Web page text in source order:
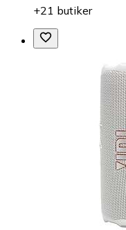
+21 butiker